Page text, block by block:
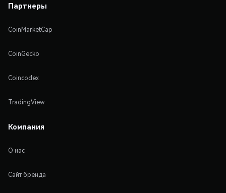
Партнеры
CoinMarketCap
CoinGecko
Coincodex
TradingView
Компания
О нас
Сайт бренда